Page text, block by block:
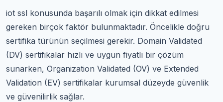
iot ssl konusunda başarılı olmak için dikkat edilmesi
gereken birçok faktör bulunmaktadır. Öncelikle doğru
sertifika türünün seçilmesi gerekir. Domain Validated
(DV) sertifikalar hızlı ve uygun fiyatlı bir çözüm
sunarken, Organization Validated (OV) ve Extended
Validation (EV) sertifikalar kurumsal düzeyde güvenlik
ve güvenilirlik sağlar.